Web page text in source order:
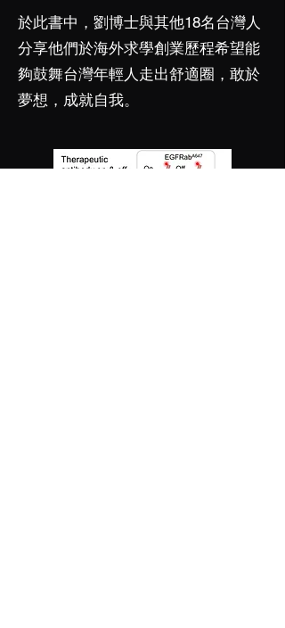
於此書中，劉博士與其他18名台灣人
分享他們於海外求學創業歷程希望能
夠鼓舞台灣年輕人走出舒適圈，敢於
夢想，成就自我。